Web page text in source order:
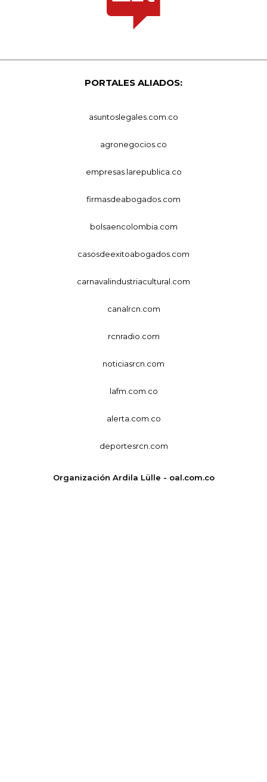
PORTALES ALIADOS:
asuntoslegales.com.co
agronegocios.co
empresas.larepublica.co
firmasdeabogados.com
bolsaencolombia.com
casosdeexitoabogados.com
carnavalindustriacultural.com
canalrcn.com
rcnradio.com
noticiasrcn.com
lafm.com.co
alerta.com.co
deportesrcn.com
Organización Ardila Lülle - oal.com.co